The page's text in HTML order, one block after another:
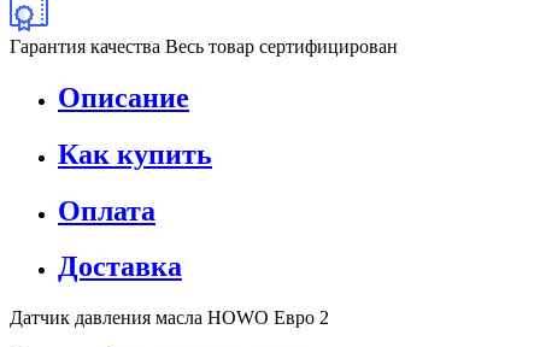
Гарантия качества Весь товар сертифицирован
Описание
Как купить
Оплата
Доставка
Датчик давления масла HOWO Евро 2